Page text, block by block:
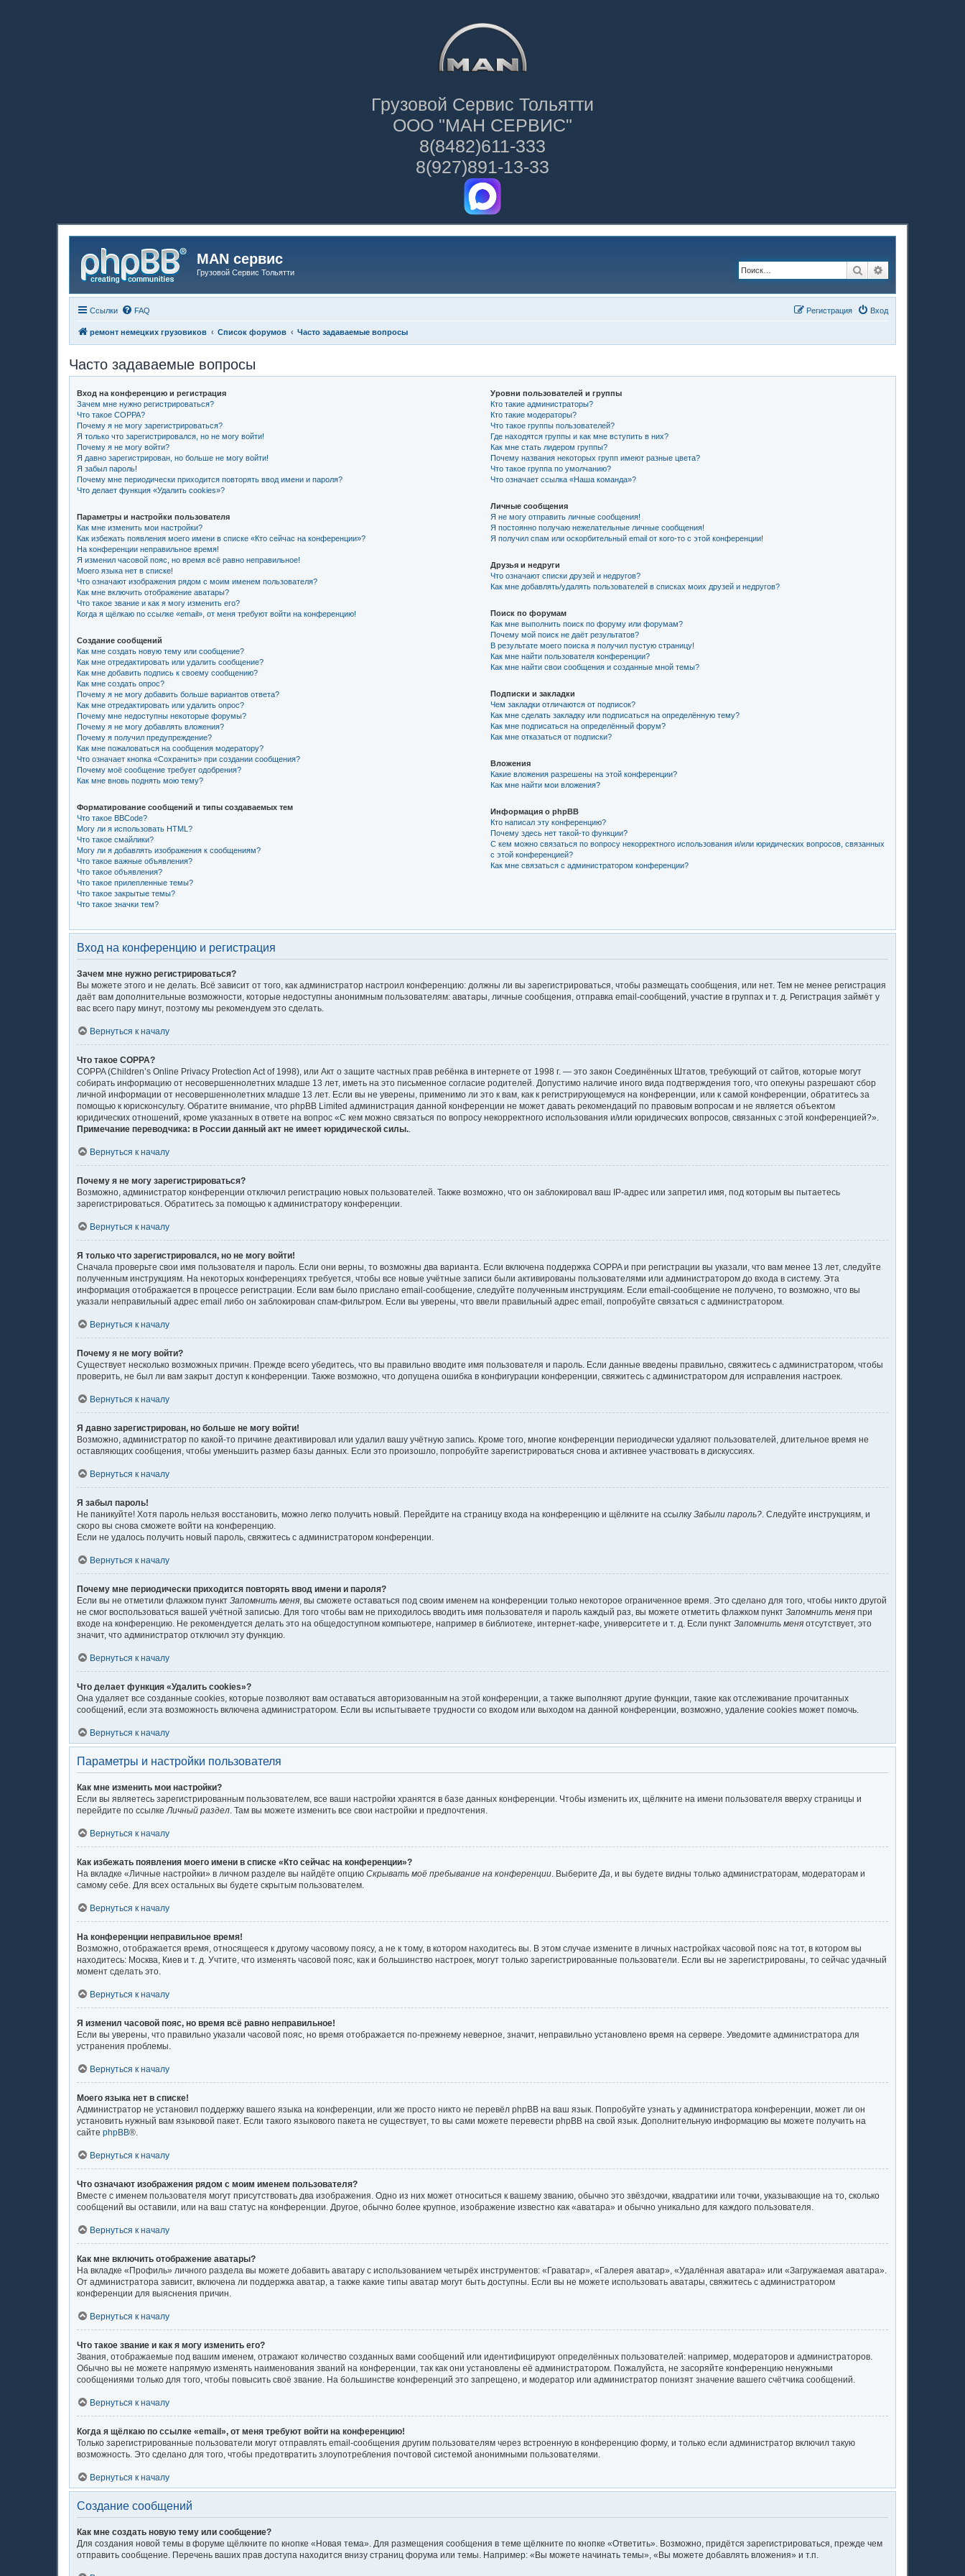
Грузовой Сервис Тольятти
ООО "МАН СЕРВИС"
8(8482)611-333
8(927)891-13-33
MAN сервис
Грузовой Сервис Тольятти Поиск
Ссылки FAQ Вход
Регистрация
ремонт немецких грузовиков Список форумов Часто задаваемые вопросы
Часто задаваемые вопросы
Вход на конференцию и регистрация
Зачем мне нужно регистрироваться?
Что такое COPPA?
Почему я не могу зарегистрироваться?
Я только что зарегистрировался, но не могу войти!
Почему я не могу войти?
Я давно зарегистрирован, но больше не могу войти!
Я забыл пароль!
Почему мне периодически приходится повторять ввод имени и пароля?
Что делает функция «Удалить cookies»?
Параметры и настройки пользователя
Как мне изменить мои настройки?
Как избежать появления моего имени в списке «Кто сейчас на конференции»?
На конференции неправильное время!
Я изменил часовой пояс, но время всё равно неправильное!
Моего языка нет в списке!
Что означают изображения рядом с моим именем пользователя?
Как мне включить отображение аватары?
Что такое звание и как я могу изменить его?
Когда я щёлкаю по ссылке «email», от меня требуют войти на конференцию!
Создание сообщений
Как мне создать новую тему или сообщение?
Как мне отредактировать или удалить сообщение?
Как мне добавить подпись к своему сообщению?
Как мне создать опрос?
Почему я не могу добавить больше вариантов ответа?
Как мне отредактировать или удалить опрос?
Почему мне недоступны некоторые форумы?
Почему я не могу добавлять вложения?
Почему я получил предупреждение?
Как мне пожаловаться на сообщения модератору?
Что означает кнопка «Сохранить» при создании сообщения?
Почему моё сообщение требует одобрения?
Как мне вновь поднять мою тему?
Форматирование сообщений и типы создаваемых тем
Что такое BBCode?
Могу ли я использовать HTML?
Что такое смайлики?
Могу ли я добавлять изображения к сообщениям?
Что такое важные объявления?
Что такое объявления?
Что такое прилепленные темы?
Что такое закрытые темы?
Что такое значки тем?
Уровни пользователей и группы
Кто такие администраторы?
Кто такие модераторы?
Что такое группы пользователей?
Где находятся группы и как мне вступить в них?
Как мне стать лидером группы?
Почему названия некоторых групп имеют разные цвета?
Что такое группа по умолчанию?
Что означает ссылка «Наша команда»?
Личные сообщения
Я не могу отправить личные сообщения!
Я постоянно получаю нежелательные личные сообщения!
Я получил спам или оскорбительный email от кого-то с этой конференции!
Друзья и недруги
Что означают списки друзей и недругов?
Как мне добавлять/удалять пользователей в списках моих друзей и недругов?
Поиск по форумам
Как мне выполнить поиск по форуму или форумам?
Почему мой поиск не даёт результатов?
В результате моего поиска я получил пустую страницу!
Как мне найти пользователя конференции?
Как мне найти свои сообщения и созданные мной темы?
Подписки и закладки
Чем закладки отличаются от подписок?
Как мне сделать закладку или подписаться на определённую тему?
Как мне подписаться на определённый форум?
Как мне отказаться от подписки?
Вложения
Какие вложения разрешены на этой конференции?
Как мне найти мои вложения?
Информация о phpBB
Кто написал эту конференцию?
Почему здесь нет такой-то функции?
С кем можно связаться по вопросу некорректного использования и/или юридических вопросов, связанных
с этой конференцией?
Как мне связаться с администратором конференции?
Вход на конференцию и регистрация
Зачем мне нужно регистрироваться?
Вы можете этого и не делать. Всё зависит от того, как администратор настроил конференцию: должны ли вы зарегистрироваться, чтобы размещать сообщения, или нет. Тем не менее регистрация
даёт вам дополнительные возможности, которые недоступны анонимным пользователям: аватары, личные сообщения, отправка email-сообщений, участие в группах и т. д. Регистрация займёт у
вас всего пару минут, поэтому мы рекомендуем это сделать.
Вернуться к началу
Что такое COPPA?
COPPA (Children’s Online Privacy Protection Act of 1998), или Акт о защите частных прав ребёнка в интернете от 1998 г. — это закон Соединённых Штатов, требующий от сайтов, которые могут
собирать информацию от несовершеннолетних младше 13 лет, иметь на это письменное согласие родителей. Допустимо наличие иного вида подтверждения того, что опекуны разрешают сбор
личной информации от несовершеннолетних младше 13 лет. Если вы не уверены, применимо ли это к вам, как к регистрирующемуся на конференции, или к самой конференции, обратитесь за
помощью к юрисконсульту. Обратите внимание, что phpBB Limited администрация данной конференции не может давать рекомендаций по правовым вопросам и не является объектом
юридических отношений, кроме указанных в ответе на вопрос «С кем можно связаться по вопросу некорректного использования и/или юридических вопросов, связанных с этой конференцией?».
Примечание переводчика: в России данный акт не имеет юридической силы.
Вернуться к началу
Почему я не могу зарегистрироваться?
Возможно, администратор конференции отключил регистрацию новых пользователей. Также возможно, что он заблокировал ваш IP-адрес или запретил имя, под которым вы пытаетесь
зарегистрироваться. Обратитесь за помощью к администратору конференции.
Вернуться к началу
Я только что зарегистрировался, но не могу войти!
Сначала проверьте свои имя пользователя и пароль. Если они верны, то возможны два варианта. Если включена поддержка COPPA и при регистрации вы указали, что вам менее 13 лет, следуйте
полученным инструкциям. На некоторых конференциях требуется, чтобы все новые учётные записи были активированы пользователями или администратором до входа в систему. Эта
информация отображается в процессе регистрации. Если вам было прислано email-сообщение, следуйте полученным инструкциям. Если email-сообщение не получено, то возможно, что вы
указали неправильный адрес email либо он заблокирован спам-фильтром. Если вы уверены, что ввели правильный адрес email, попробуйте связаться с администратором.
Вернуться к началу
Почему я не могу войти?
Существует несколько возможных причин. Прежде всего убедитесь, что вы правильно вводите имя пользователя и пароль. Если данные введены правильно, свяжитесь с администратором, чтобы
проверить, не был ли вам закрыт доступ к конференции. Также возможно, что допущена ошибка в конфигурации конференции, свяжитесь с администратором для исправления настроек.
Вернуться к началу
Я давно зарегистрирован, но больше не могу войти!
Возможно, администратор по какой-то причине деактивировал или удалил вашу учётную запись. Кроме того, многие конференции периодически удаляют пользователей, длительное время не
оставляющих сообщения, чтобы уменьшить размер базы данных. Если это произошло, попробуйте зарегистрироваться снова и активнее участвовать в дискуссиях.
Вернуться к началу
Я забыл пароль!
Не паникуйте! Хотя пароль нельзя восстановить, можно легко получить новый. Перейдите на страницу входа на конференцию и щёлкните на ссылку Забыли пароль? . Следуйте инструкциям, и
скоро вы снова сможете войти на конференцию.
Если не удалось получить новый пароль, свяжитесь с администратором конференции.
Вернуться к началу
Почему мне периодически приходится повторять ввод имени и пароля?
Если вы не отметили флажком пункт Запомнить меня , вы сможете оставаться под своим именем на конференции только некоторое ограниченное время. Это сделано для того, чтобы никто другой
не смог воспользоваться вашей учётной записью. Для того чтобы вам не приходилось вводить имя пользователя и пароль каждый раз, вы можете отметить флажком пункт Запомнить меня при
входе на конференцию. Не рекомендуется делать это на общедоступном компьютере, например в библиотеке, интернет-кафе, университете и т. д. Если пункт Запомнить меня отсутствует, это
значит, что администратор отключил эту функцию.
Вернуться к началу
Что делает функция «Удалить cookies»?
Она удаляет все созданные cookies, которые позволяют вам оставаться авторизованным на этой конференции, а также выполняют другие функции, такие как отслеживание прочитанных
сообщений, если эта возможность включена администратором. Если вы испытываете трудности со входом или выходом на данной конференции, возможно, удаление cookies может помочь.
Вернуться к началу
Параметры и настройки пользователя
Как мне изменить мои настройки?
Если вы являетесь зарегистрированным пользователем, все ваши настройки хранятся в базе данных конференции. Чтобы изменить их, щёлкните на имени пользователя вверху страницы и
перейдите по ссылке Личный раздел . Там вы можете изменить все свои настройки и предпочтения.
Вернуться к началу
Как избежать появления моего имени в списке «Кто сейчас на конференции»?
На вкладке «Личные настройки» в личном разделе вы найдёте опцию Скрывать моё пребывание на конференции . Выберите Да , и вы будете видны только администраторам, модераторам и
самому себе. Для всех остальных вы будете скрытым пользователем.
Вернуться к началу
На конференции неправильное время!
Возможно, отображается время, относящееся к другому часовому поясу, а не к тому, в котором находитесь вы. В этом случае измените в личных настройках часовой пояс на тот, в котором вы
находитесь: Москва, Киев и т. д. Учтите, что изменять часовой пояс, как и большинство настроек, могут только зарегистрированные пользователи. Если вы не зарегистрированы, то сейчас удачный
момент сделать это.
Вернуться к началу
Я изменил часовой пояс, но время всё равно неправильное!
Если вы уверены, что правильно указали часовой пояс, но время отображается по-прежнему неверное, значит, неправильно установлено время на сервере. Уведомите администратора для
устранения проблемы.
Вернуться к началу
Моего языка нет в списке!
Администратор не установил поддержку вашего языка на конференции, или же просто никто не перевёл phpBB на ваш язык. Попробуйте узнать у администратора конференции, может ли он
установить нужный вам языковой пакет. Если такого языкового пакета не существует, то вы сами можете перевести phpBB на свой язык. Дополнительную информацию вы можете получить на
сайте phpBB®.
Вернуться к началу
Что означают изображения рядом с моим именем пользователя?
Вместе с именем пользователя могут присутствовать два изображения. Одно из них может относиться к вашему званию, обычно это звёздочки, квадратики или точки, указывающие на то, сколько
сообщений вы оставили, или на ваш статус на конференции. Другое, обычно более крупное, изображение известно как «аватара» и обычно уникально для каждого пользователя.
Вернуться к началу
Как мне включить отображение аватары?
На вкладке «Профиль» личного раздела вы можете добавить аватару с использованием четырёх инструментов: «Граватар», «Галерея аватар», «Удалённая аватара» или «Загружаемая аватара».
От администратора зависит, включена ли поддержка аватар, а также какие типы аватар могут быть доступны. Если вы не можете использовать аватары, свяжитесь с администратором
конференции для выяснения причин.
Вернуться к началу
Что такое звание и как я могу изменить его?
Звания, отображаемые под вашим именем, отражают количество созданных вами сообщений или идентифицируют определённых пользователей: например, модераторов и администраторов.
Обычно вы не можете напрямую изменять наименования званий на конференции, так как они установлены её администратором. Пожалуйста, не засоряйте конференцию ненужными
сообщениями только для того, чтобы повысить своё звание. На большинстве конференций это запрещено, и модератор или администратор понизят значение вашего счётчика сообщений.
Вернуться к началу
Когда я щёлкаю по ссылке «email», от меня требуют войти на конференцию!
Только зарегистрированные пользователи могут отправлять email-сообщения другим пользователям через встроенную в конференцию форму, и только если администратор включил такую
возможность. Это сделано для того, чтобы предотвратить злоупотребления почтовой системой анонимными пользователями.
Вернуться к началу
Создание сообщений
Как мне создать новую тему или сообщение?
Для создания новой темы в форуме щёлкните по кнопке «Новая тема». Для размещения сообщения в теме щёлкните по кнопке «Ответить». Возможно, придётся зарегистрироваться, прежде чем
отправить сообщение. Перечень ваших прав доступа находится внизу страниц форума или темы. Например: «Вы можете начинать темы», «Вы можете добавлять вложения» и т.п.